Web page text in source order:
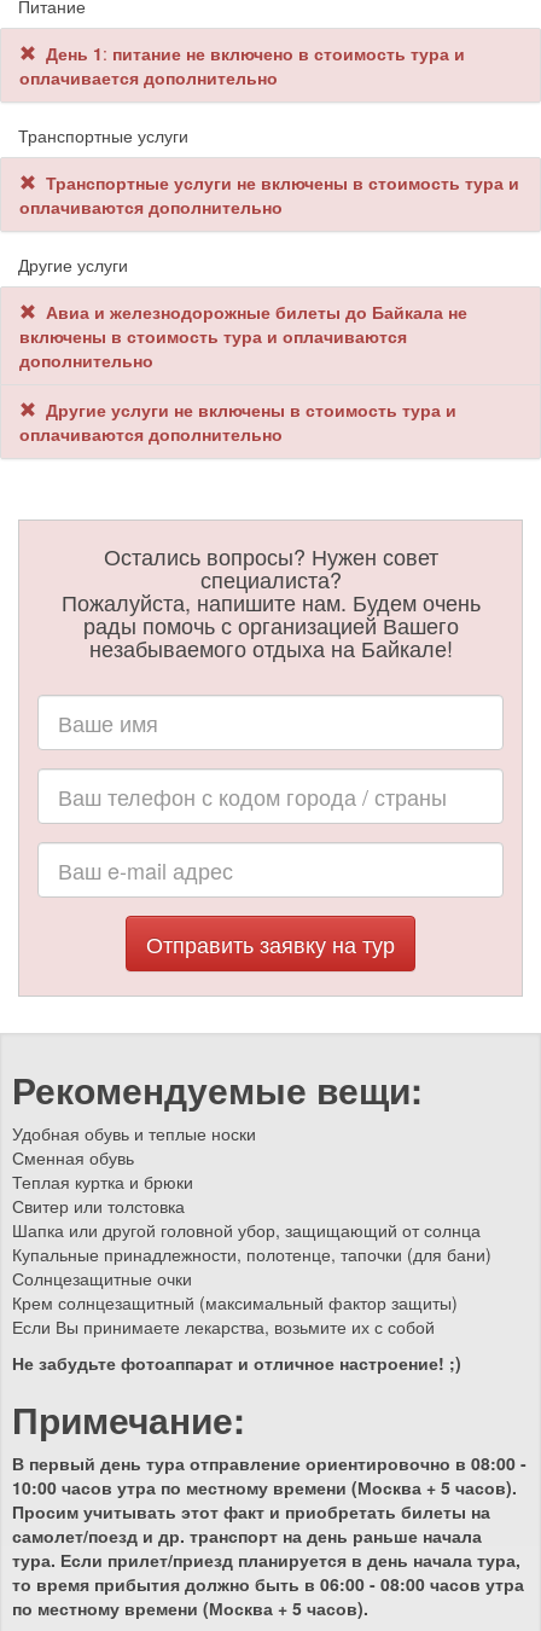
Питание
День 1: питание не включено в стоимость тура и
оплачивается дополнительно
Транспортные услуги
Транспортные услуги не включены в стоимость тура и
оплачиваются дополнительно
Другие услуги
Авиа и железнодорожные билеты до Байкала не
включены в стоимость тура и оплачиваются
дополнительно
Другие услуги не включены в стоимость тура и
оплачиваются дополнительно
Остались вопросы? Нужен совет
специалиста?
Пожалуйста, напишите нам. Будем очень
рады помочь с организацией Вашего
незабываемого отдыха на Байкале!
Отправить заявку на тур
Рекомендуемые вещи:
Удобная обувь и теплые носки
Сменная обувь
Теплая куртка и брюки
Свитер или толстовка
Шапка или другой головной убор, защищающий от солнца
Купальные принадлежности, полотенце, тапочки (для бани)
Солнцезащитные очки
Крем солнцезащитный (максимальный фактор защиты)
Если Вы принимаете лекарства, возьмите их с собой
Не забудьте фотоаппарат и отличное настроение! ;)
Примечание:
В первый день тура отправление ориентировочно в 08:00 -
10:00 часов утра по местному времени (Москва + 5 часов).
Просим учитывать этот факт и приобретать билеты на
самолет/поезд и др. транспорт на день раньше начала
тура. Если прилет/приезд планируется в день начала тура,
то время прибытия должно быть в 06:00 - 08:00 часов утра
по местному времени (Москва + 5 часов).